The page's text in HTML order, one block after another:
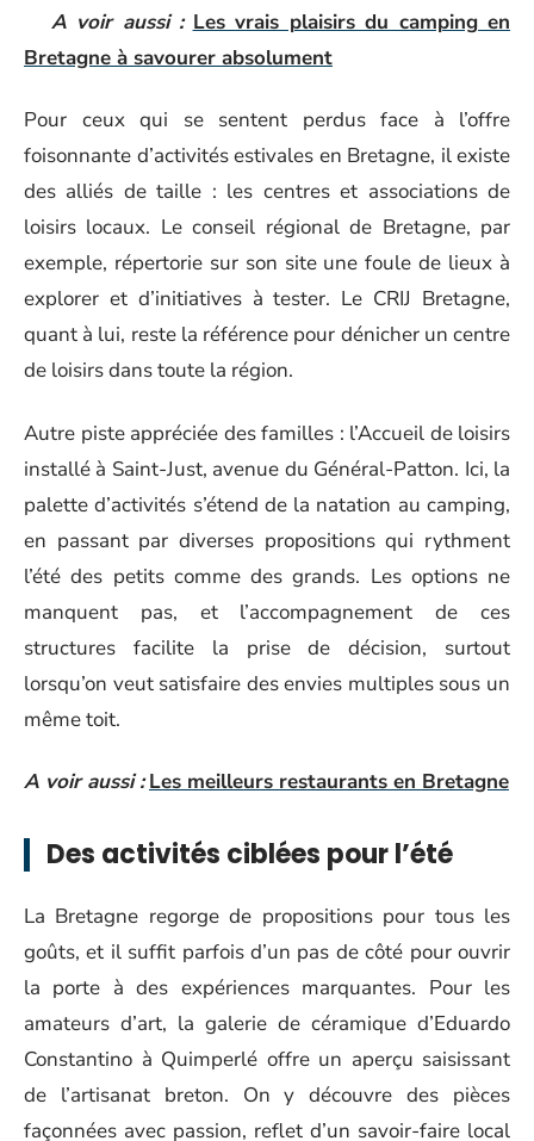
A voir aussi : Les vrais plaisirs du camping en
Bretagne à savourer absolument
Pour ceux qui se sentent perdus face à l’offre
foisonnante d’activités estivales en Bretagne, il existe
des alliés de taille : les centres et associations de
loisirs locaux. Le conseil régional de Bretagne, par
exemple, répertorie sur son site une foule de lieux à
explorer et d’initiatives à tester. Le CRIJ Bretagne,
quant à lui, reste la référence pour dénicher un centre
de loisirs dans toute la région.
Autre piste appréciée des familles : l’Accueil de loisirs
installé à Saint-Just, avenue du Général-Patton. Ici, la
palette d’activités s’étend de la natation au camping,
en passant par diverses propositions qui rythment
l’été des petits comme des grands. Les options ne
manquent pas, et l’accompagnement de ces
structures facilite la prise de décision, surtout
lorsqu’on veut satisfaire des envies multiples sous un
même toit.
A voir aussi : Les meilleurs restaurants en Bretagne
Des activités ciblées pour l’été
La Bretagne regorge de propositions pour tous les
goûts, et il suffit parfois d’un pas de côté pour ouvrir
la porte à des expériences marquantes. Pour les
amateurs d’art, la galerie de céramique d’Eduardo
Constantino à Quimperlé offre un aperçu saisissant
de l’artisanat breton. On y découvre des pièces
façonnées avec passion, reflet d’un savoir-faire local